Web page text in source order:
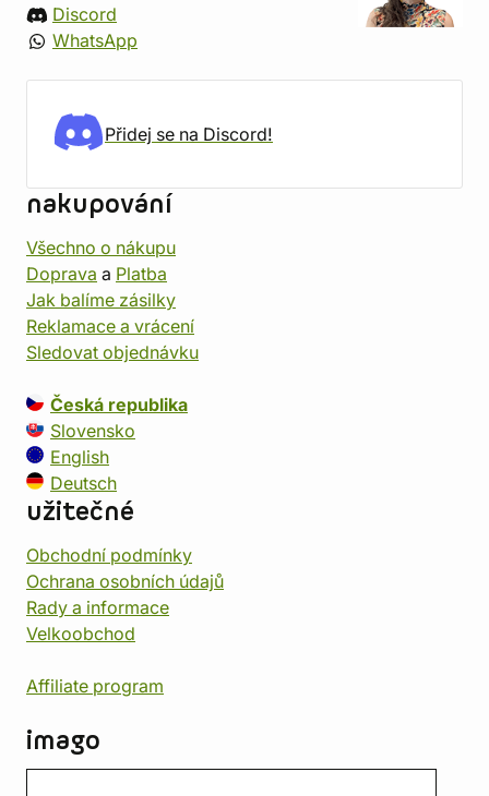
Discord
WhatsApp
Přidej se na Discord!
nakupování
Všechno o nákupu
Doprava a Platba
Jak balíme zásilky
Reklamace a vrácení
Sledovat objednávku
Česká republika
Slovensko
English
Deutsch
užitečné
Obchodní podmínky
Ochrana osobních údajů
Rady a informace
Velkoobchod
Affiliate program
imago